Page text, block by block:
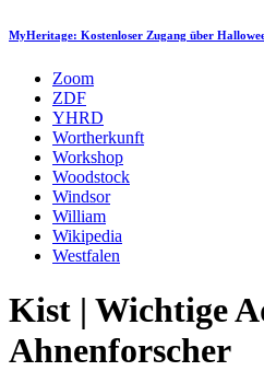
MyHeritage: Kostenloser Zugang über
Zoom
ZDF
YHRD
Wortherkunft
Workshop
Woodstock
Windsor
William
Wikipedia
Westfalen
Kist | Wichtige
Ahnenforscher